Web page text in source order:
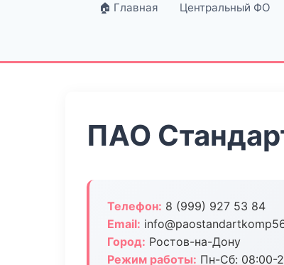
🏠 Главная Центральный ФО
ПАО
Телефон: 8 (999) 927 53 84
Email:
Город: Ростов-на-Дону
Режим работы: Пн-Сб: 08:00-